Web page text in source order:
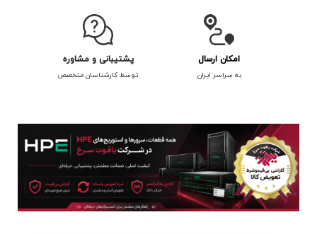
امکان ارسال
به سراسر ایران
پشتیبانی و مشاوره
توسط کارشناسان متخصص